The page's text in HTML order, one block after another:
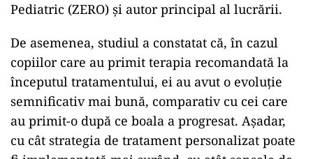
Pediatric (ZERO) şi autor principal al lucrării.
De asemenea, studiul a constatat că, în cazul
copiilor care au primit terapia recomandată la
începutul tratamentului, ei au avut o evoluţie
semnificativ mai bună, comparativ cu cei care
au primit-o după ce boala a progresat. Așadar,
cu cât strategia de tratament personalizat poate